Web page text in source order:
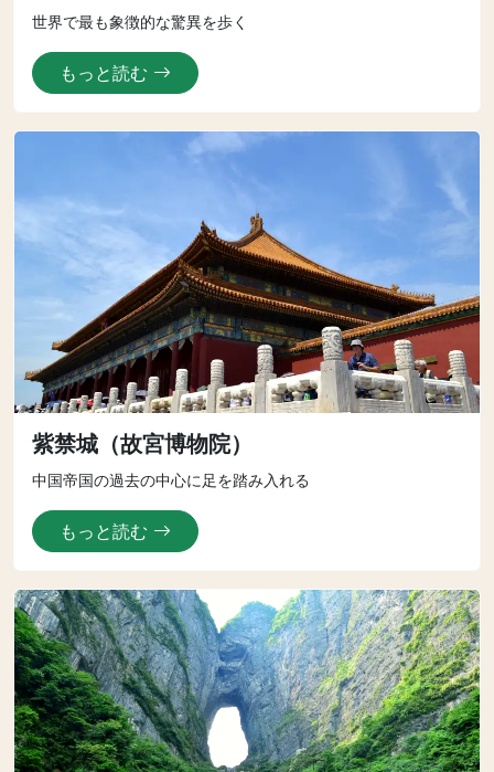
世界で最も象徴的な驚異を歩く
もっと読む
紫禁城（故宮博物院）
中国帝国の過去の中心に足を踏み入れる
もっと読む